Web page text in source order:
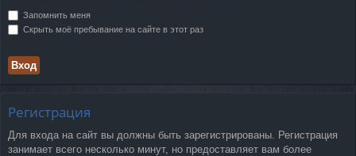
Запомнить меня
Скрыть моё пребывание на сайте в этот раз
Регистрация
Для входа на сайт вы должны быть зарегистрированы. Регистрация
занимает всего несколько минут, но предоставляет вам более